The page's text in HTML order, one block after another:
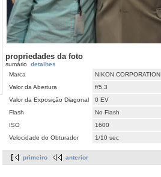
propriedades da foto
sumário detalhes
Marca
NIKON CORPORATION
Valor da Abertura
f/5,3
Valor da Exposição Diagonal
0 EV
Flash
No Flash
ISO
1600
Velocidade do Obturador
1/10 sec
primeiro anterior